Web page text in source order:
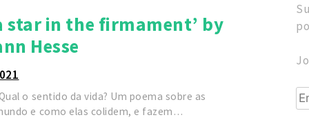
star in the firmament’ by
Hesse
o sentido da vida? Um poema sobre as
e como elas colidem, e fazem…